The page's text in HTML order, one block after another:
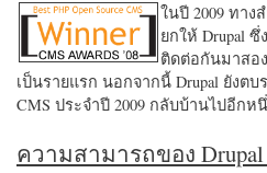
ในปี 2009 ทาง
ยกให้ Drupal ซึ่
ติดต่อกันมาสอ
เป็นรายแรก นอกจากนี้ Drupal ยังตบร
CMS ประจำปี 2009 กลับบ้านไปอีกห
ความสามารถของ